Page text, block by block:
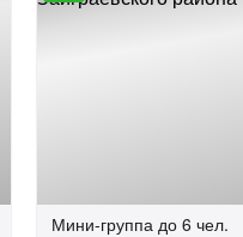
Мини-группа до 6 чел.